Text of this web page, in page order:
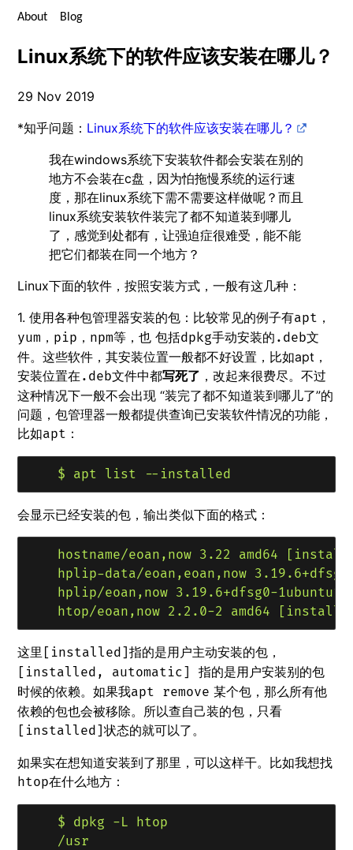
About Blog
Linux系统下的软件应该安装在哪儿？
29 Nov 2019
*知乎问题： Linux系统下的软件应该安装在哪儿？
我在windows系统下安装软件都会安装在别的
地方不会装在c盘，因为怕拖慢系统的运行速
度，那在linux系统下需不需要这样做呢？而且
linux系统安装软件装完了都不知道装到哪儿
了，感觉到处都有，让强迫症很难受，能不能
把它们都装在同一个地方？
Linux下面的软件，按照安装方式，一般有这几种：
1. 使用各种包管理器安装的包：比较常见的例子有apt ，
yum ， pip ， npm等，也 包括dpkg手动安装的 .deb文
件。这些软件，其安装位置一般都不好设置，比如apt，
安装位置在 .deb文件中都写死了 ，改起来很费尽。不过
这种情况下一般不会出现 “装完了都不知道装到哪儿了”的
问题，包管理器一般都提供查询已安装软件情况的功能，
比如apt ：
会显示已经安装的包，输出类似下面的格式：
hostname/eoan,now 3.22 amd64
hplip-data/eoan,eoan,now
hplip/eoan,now 3.19.6+dfsg0-1ubuntu1
这里 [installed]指的是用户主动安装的包，
[installed, automatic]指的是用户安装别的包
时候的依赖。如果我apt remove 某个包，那么所有他
依赖的包也会被移除。所以查自己装的包，只看
[installed]状态的就可以了。
如果实在想知道安装到了那里，可以这样干。比如我想找
htop在什么地方：
    $ dpkg -L htop
    /usr